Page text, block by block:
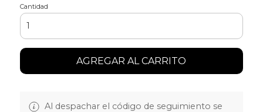
Cantidad
AGREGAR AL CARRITO
Al despachar el código de seguimiento se